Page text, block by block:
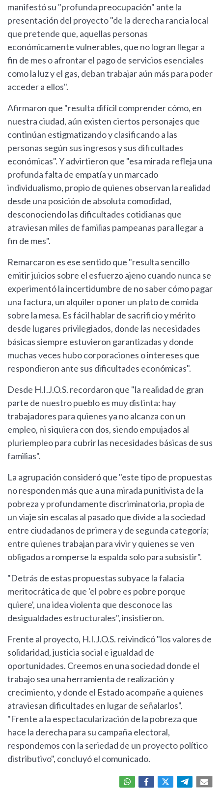
manifestó su "profunda preocupación" ante la
presentación del proyecto "de la derecha rancia local
que pretende que, aquellas personas
económicamente vulnerables, que no logran llegar a
fin de mes o afrontar el pago de servicios esenciales
como la luz y el gas, deban trabajar aún más para poder
acceder a ellos".
Afirmaron que "resulta difícil comprender cómo, en
nuestra ciudad, aún existen ciertos personajes que
continúan estigmatizando y clasificando a las
personas según sus ingresos y sus dificultades
económicas". Y advirtieron que "esa mirada refleja una
profunda falta de empatía y un marcado
individualismo, propio de quienes observan la realidad
desde una posición de absoluta comodidad,
desconociendo las dificultades cotidianas que
atraviesan miles de familias pampeanas para llegar a
fin de mes".
Remarcaron es ese sentido que "resulta sencillo
emitir juicios sobre el esfuerzo ajeno cuando nunca se
experimentó la incertidumbre de no saber cómo pagar
una factura, un alquiler o poner un plato de comida
sobre la mesa. Es fácil hablar de sacrificio y mérito
desde lugares privilegiados, donde las necesidades
básicas siempre estuvieron garantizadas y donde
muchas veces hubo corporaciones o intereses que
respondieron ante sus dificultades económicas".
Desde H.I.J.O.S. recordaron que "la realidad de gran
parte de nuestro pueblo es muy distinta: hay
trabajadores para quienes ya no alcanza con un
empleo, ni siquiera con dos, siendo empujados al
pluriempleo para cubrir las necesidades básicas de sus
familias".
La agrupación consideró que "este tipo de propuestas
no responden más que a una mirada punitivista de la
pobreza y profundamente discriminatoria, propia de
un viaje sin escalas al pasado que divide a la sociedad
entre ciudadanos de primera y de segunda categoría;
entre quienes trabajan para vivir y quienes se ven
obligados a romperse la espalda solo para subsistir".
"Detrás de estas propuestas subyace la falacia
meritocrática de que 'el pobre es pobre porque
quiere', una idea violenta que desconoce las
desigualdades estructurales", insistieron.
Frente al proyecto, H.I.J.O.S. reivindicó "los valores de
solidaridad, justicia social e igualdad de
oportunidades. Creemos en una sociedad donde el
trabajo sea una herramienta de realización y
crecimiento, y donde el Estado acompañe a quienes
atraviesan dificultades en lugar de señalarlos".
"Frente a la espectacularización de la pobreza que
hace la derecha para su campaña electoral,
respondemos con la seriedad de un proyecto político
distributivo", concluyó el comunicado.